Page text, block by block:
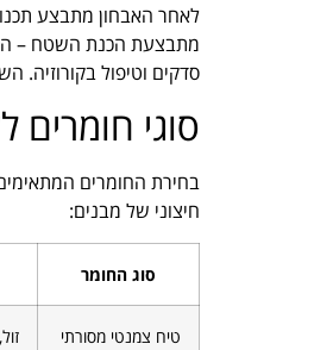
לאחר האבחון מתבצע
מתבצעת הכנת השטח –
סדקים וטיפול בקורוזיה.
סוגי חומרים
בחירת החומרים
חיצוני של מבנים:
סוג החומר
טיח צמנטי מסורתי